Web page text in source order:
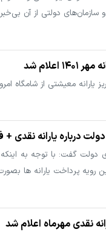
سازمان‌های دولتی از آن
اعلام شد
امروز، چهارشنبه ۲۰ مهر ۱۴۰۱ به حساب سرپرستان
درباره یارانه نقدی +
گفت: با توجه به اینکه
پرداخت یارانه ها
نقدی مهرماه اعلام شد